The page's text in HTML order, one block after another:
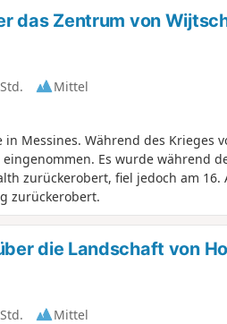
das Zentrum von
Mittel
Messines. Während des Krieges
Es wurde während
zurückerobert, fiel jedoch am
zurückerobert.
die Landschaft von
Mittel